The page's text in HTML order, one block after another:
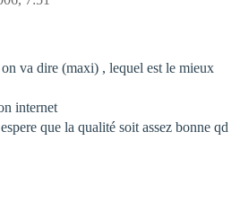
va dire (maxi) , lequel est le mieux
internet
que la qualité soit assez bonne qd